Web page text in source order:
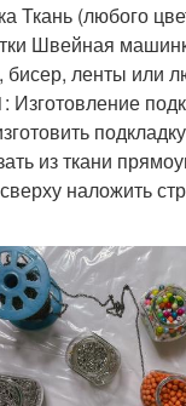
Ткань (любого
Швейная
ленты или
Изготовление
из ткани
наложить